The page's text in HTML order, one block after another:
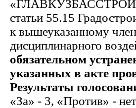
«ГЛАВКУЗБАССТРОЙ»,
статьи 55.15
к вышеуказанному
дисциплинарного
обязательном
указанных в акте
Результаты
«За» - 3, «Против» -